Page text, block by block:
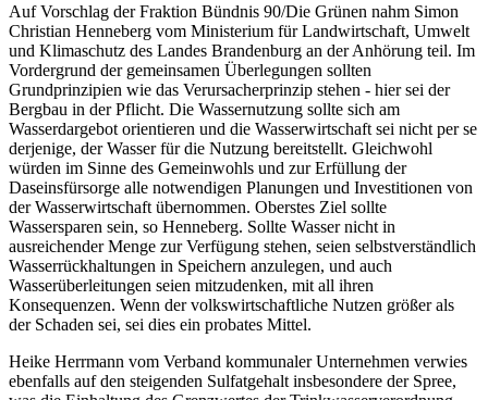
Auf Vorschlag der Fraktion Bündnis 90/Die Grünen nahm Simon
Christian Henneberg vom Ministerium für Landwirtschaft, Umwelt
und Klimaschutz des Landes Brandenburg an der Anhörung teil. Im
Vordergrund der gemeinsamen Überlegungen sollten
Grundprinzipien wie das Verursacherprinzip stehen - hier sei der
Bergbau in der Pflicht. Die Wassernutzung sollte sich am
Wasserdargebot orientieren und die Wasserwirtschaft sei nicht per se
derjenige, der Wasser für die Nutzung bereitstellt. Gleichwohl
würden im Sinne des Gemeinwohls und zur Erfüllung der
Daseinsfürsorge alle notwendigen Planungen und Investitionen von
der Wasserwirtschaft übernommen. Oberstes Ziel sollte
Wassersparen sein, so Henneberg. Sollte Wasser nicht in
ausreichender Menge zur Verfügung stehen, seien selbstverständlich
Wasserrückhaltungen in Speichern anzulegen, und auch
Wasserüberleitungen seien mitzudenken, mit all ihren
Konsequenzen. Wenn der volkswirtschaftliche Nutzen größer als
der Schaden sei, sei dies ein probates Mittel.
Heike Herrmann vom Verband kommunaler Unternehmen verwies
ebenfalls auf den steigenden Sulfatgehalt insbesondere der Spree,